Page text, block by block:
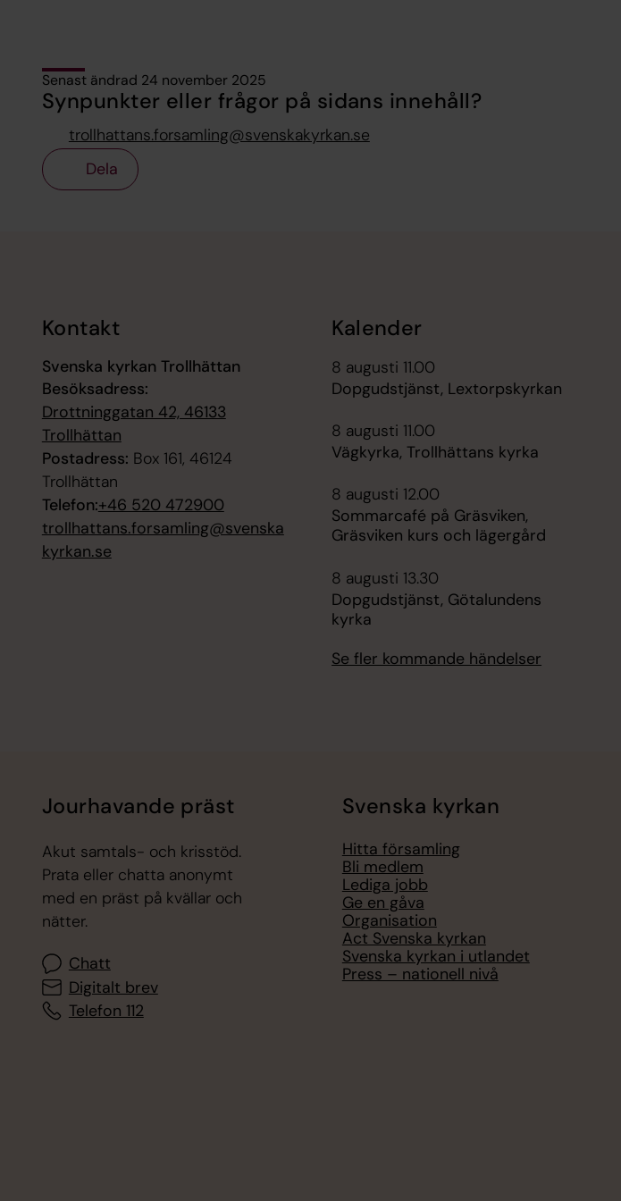
Senast ändrad 24 november 2025
Synpunkter eller frågor på sidans innehåll?
trollhattans.forsamling@svenskakyrkan.se
Dela
Kontakt
Svenska kyrkan Trollhättan
Besöksadress:
Drottninggatan 42, 46133
Trollhättan
Postadress: Box 161, 46124
Trollhättan
Telefon:+46 520 472900
trollhattans.forsamling@svenska
kyrkan.se
Kalender
8 augusti 11.00
Dopgudstjänst, Lextorpskyrkan
8 augusti 11.00
Vägkyrka, Trollhättans kyrka
8 augusti 12.00
Sommarcafé på Gräsviken,
Gräsviken kurs och lägergård
8 augusti 13.30
Dopgudstjänst, Götalundens
kyrka
Se fler kommande händelser
Jourhavande präst
Akut samtals- och krisstöd.
Prata eller chatta anonymt
med en präst på kvällar och
nätter.
Chatt
Digitalt brev
Telefon 112
Svenska kyrkan
Hitta församling
Bli medlem
Lediga jobb
Ge en gåva
Organisation
Act Svenska kyrkan
Svenska kyrkan i utlandet
Press – nationell nivå